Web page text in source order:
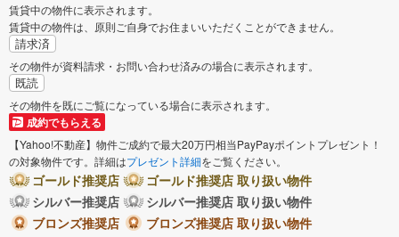
賃貸中の物件に表示されます。
賃貸中の物件は、原則ご自身でお住まいいただくことができません。
請求済
その物件が資料請求・お問い合わせ済みの場合に表示されます。
既読
その物件を既にご覧になっている場合に表示されます。
成約でもらえる
【Yahoo!不動産】物件ご成約で最大20万円相当PayPayポイントプレゼント！
の対象物件です。詳細はプレゼント詳細をご覧ください。
ゴールド推奨店
ゴールド推奨店 取り扱い物件
シルバー推奨店
シルバー推奨店 取り扱い物件
ブロンズ推奨店
ブロンズ推奨店 取り扱い物件